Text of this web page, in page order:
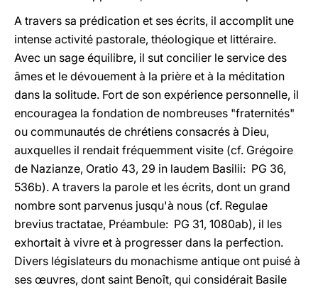
A travers sa prédication et ses écrits, il accomplit une
intense activité pastorale, théologique et littéraire.
Avec un sage équilibre, il sut concilier le service des
âmes et le dévouement à la prière et à la méditation
dans la solitude. Fort de son expérience personnelle, il
encouragea la fondation de nombreuses "fraternités"
ou communautés de chrétiens consacrés à Dieu,
auxquelles il rendait fréquemment visite (cf. Grégoire
de Nazianze, Oratio 43, 29 in laudem Basilii: PG 36,
536b). A travers la parole et les écrits, dont un grand
nombre sont parvenus jusqu'à nous (cf. Regulae
brevius tractatae, Préambule: PG 31, 1080ab), il les
exhortait à vivre et à progresser dans la perfection.
Divers législateurs du monachisme antique ont puisé à
ses œuvres, dont saint Benoît, qui considérait Basile